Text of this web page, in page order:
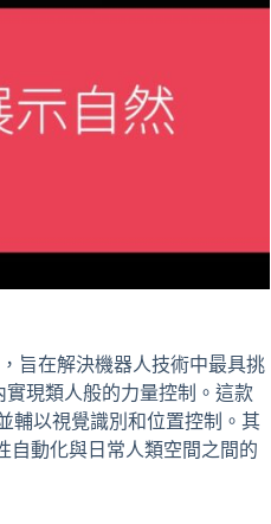
，旨在解決機器人技術中最具挑
現類人般的力量控制。這款
輔以視覺識別和位置控制。其
自動化與日常人類空間之間的